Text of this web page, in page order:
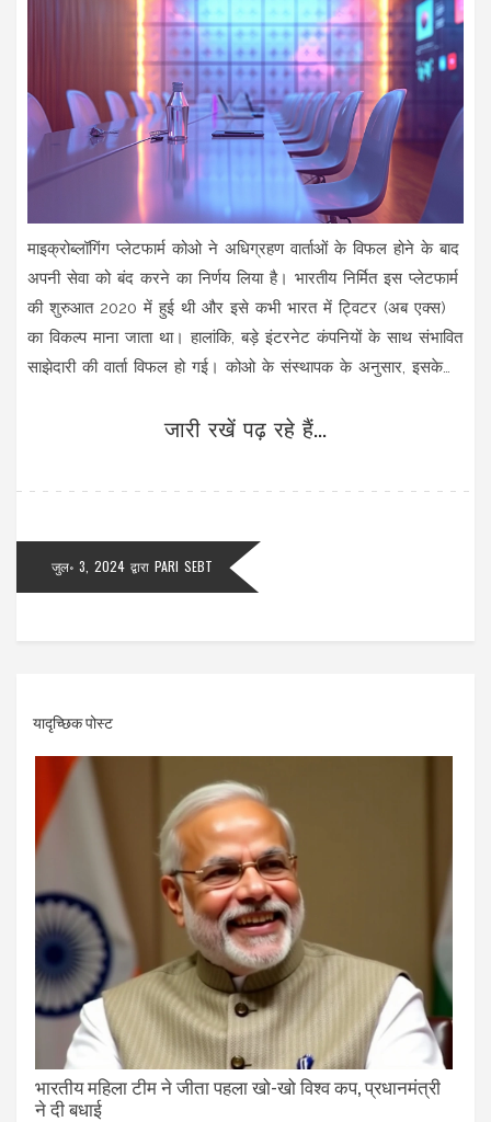
माइक्रोब्लॉगिंग प्लेटफार्म कोओ ने अधिग्रहण वार्ताओं के विफल होने के बाद
अपनी सेवा को बंद करने का निर्णय लिया है। भारतीय निर्मित इस प्लेटफार्म
की शुरुआत 2020 में हुई थी और इसे कभी भारत में ट्विटर (अब एक्स)
का विकल्प माना जाता था। हालांकि, बड़े इंटरनेट कंपनियों के साथ संभावित
साझेदारी की वार्ता विफल हो गई। कोओ के संस्थापक के अनुसार, इसके
जारी रखें पढ़ रहे हैं...
जुल॰ 3, 2024 द्वारा PARI SEBT
यादृच्छिक पोस्ट
भारतीय महिला टीम ने जीता पहला खो-खो विश्व कप, प्रधानमंत्री
ने दी बधाई